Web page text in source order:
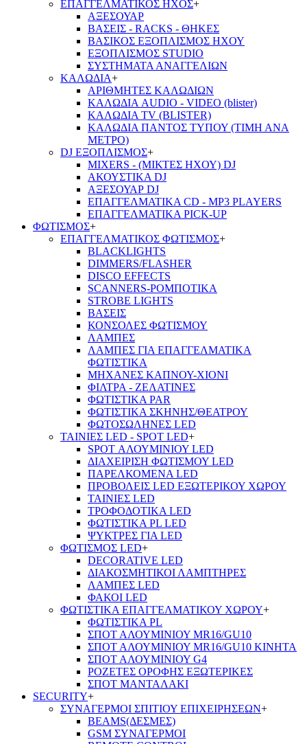
ΕΠΑΓΓΕΛΜΑΤΙΚΟΣ ΗΧΟΣ+
ΑΞΕΣΟΥΑΡ
ΒΑΣΕΙΣ - RACKS - ΘΗΚΕΣ
ΒΑΣΙΚΟΣ ΕΞΟΠΛΙΣΜΟΣ ΗΧΟΥ
ΕΞΟΠΛΙΣΜΟΣ STUDIO
ΣΥΣΤΗΜΑΤΑ ΑΝΑΓΓΕΛΙΩΝ
ΚΑΛΩΔΙΑ+
ΑΡΙΘΜΗΤΕΣ ΚΑΛΩΔΙΩΝ
ΚΑΛΩΔΙΑ AUDIO - VIDEO (blister)
ΚΑΛΩΔΙΑ TV (BLISTER)
ΚΑΛΩΔΙΑ ΠΑΝΤΟΣ ΤΥΠΟΥ (ΤΙΜΗ ΑΝΑ
ΜΕΤΡΟ)
DJ ΕΞΟΠΛΙΣΜΟΣ+
MIXERS - (ΜΙΚΤΕΣ ΗΧΟΥ) DJ
ΑΚΟΥΣΤΙΚΑ DJ
ΑΞΕΣΟΥΑΡ DJ
ΕΠΑΓΓΕΛΜΑΤΙΚΑ CD - ΜΡ3 PLAYERS
ΕΠΑΓΓΕΛΜΑΤΙΚΑ PICK-UP
ΦΩΤΙΣΜΟΣ+
ΕΠΑΓΓΕΛΜΑΤΙΚΟΣ ΦΩΤΙΣΜΟΣ+
BLACKLIGHTS
DIMMERS/FLASHER
DISCO EFFECTS
SCANNERS-ΡΟΜΠΟΤΙΚΑ
STROBE LIGHTS
ΒΑΣΕΙΣ
ΚΟΝΣΟΛΕΣ ΦΩΤΙΣΜΟΥ
ΛΑΜΠΕΣ
ΛΑΜΠΕΣ ΓΙΑ ΕΠΑΓΓΕΛΜΑΤΙΚΑ
ΦΩΤΙΣΤΙΚΑ
ΜΗΧΑΝΕΣ ΚΑΠΝΟΥ-ΧΙΟΝΙ
ΦΙΛΤΡΑ - ΖΕΛΑΤΙΝΕΣ
ΦΩΤΙΣΤΙΚΑ PAR
ΦΩΤΙΣΤΙΚΑ ΣΚΗΝΗΣ/ΘΕΑΤΡΟΥ
ΦΩΤΟΣΩΛΗΝΕΣ LED
ΤΑΙΝΙΕΣ LED - SPOT LED+
SPOT ΑΛΟΥΜΙΝΙΟΥ LED
ΔΙΑΧΕΙΡΙΣΗ ΦΩΤΙΣΜΟΥ LED
ΠΑΡΕΛΚΟΜΕΝΑ LED
ΠΡΟΒΟΛΕΙΣ LED ΕΞΩΤΕΡΙΚΟΥ ΧΩΡΟΥ
ΤΑΙΝΙΕΣ LED
ΤΡΟΦΟΔΟΤΙΚΑ LED
ΦΩΤΙΣΤΙΚΑ PL LED
ΨΥΚΤΡΕΣ ΓΙΑ LED
ΦΩΤΙΣΜΟΣ LED+
DECORATIVE LED
ΔΙΑΚΟΣΜΗΤΙΚΟΙ ΛΑΜΠΤΗΡΕΣ
ΛΑΜΠΕΣ LED
ΦΑΚΟΙ LED
ΦΩΤΙΣΤΙΚΑ ΕΠΑΓΓΕΛΜΑΤΙΚΟΥ ΧΩΡΟΥ+
ΦΩΤΙΣΤΙΚΑ PL
ΣΠΟΤ ΑΛΟΥΜΙΝΙΟΥ MR16/GU10
ΣΠΟΤ ΑΛΟΥΜΙΝΙΟΥ MR16/GU10 ΚΙΝΗΤΑ
ΣΠΟΤ ΑΛΟΥΜΙΝΙΟΥ G4
ΡΟΖΕΤΕΣ ΟΡΟΦΗΣ ΕΞΩΤΕΡΙΚΕΣ
ΣΠΟΤ ΜΑΝΤΑΛΑΚΙ
SECURITY+
ΣΥΝΑΓΕΡΜΟΙ ΣΠΙΤΙΟΥ ΕΠΙΧΕΙΡΗΣΕΩΝ+
BEAMS(ΔΕΣΜΕΣ)
GSM ΣΥΝΑΓΕΡΜΟΙ